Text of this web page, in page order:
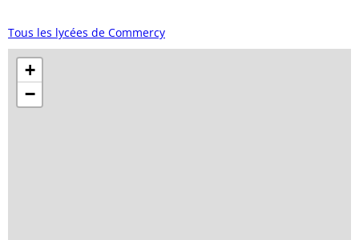
Tous les lycées de Commercy
+
−